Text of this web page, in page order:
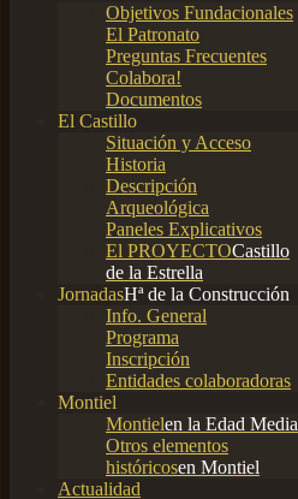
Objetivos Fundacionales
El Patronato
Preguntas Frecuentes
Colabora!
Documentos
El Castillo
Situación y Acceso
Historia
Descripción
Arqueológica
Paneles Explicativos
El PROYECTOCastillo
de la Estrella
JornadasHª de la Construcción
Info. General
Programa
Inscripción
Entidades colaboradoras
Montiel
Montielen la Edad Media
Otros elementos
históricosen Montiel
Actualidad